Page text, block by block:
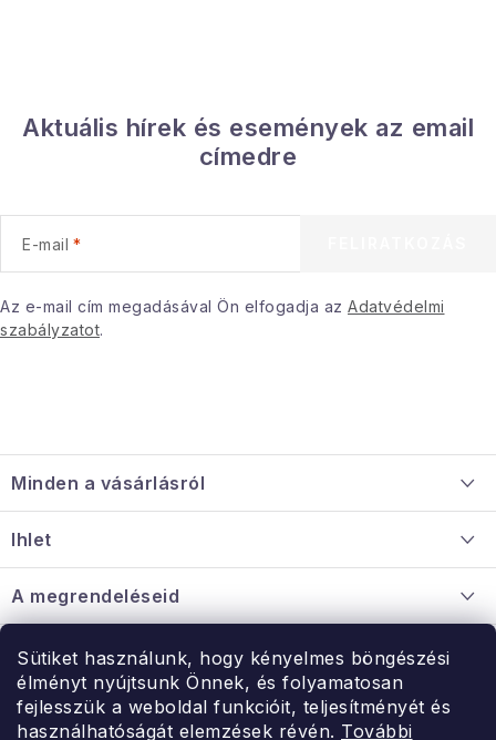
Sütiket használunk, hogy kényelmes böngészési
élményt nyújtsunk Önnek, és folyamatosan
fejlesszük a weboldal funkcióit, teljesítményét és
használhatóságát elemzések révén. További
Karácsonyi esemény
Januári akció
Veľkoobchodná spolupráca
Érintkezés
Rólunk
Aktuális hírek és események az email
címedre
E-mail
Az e-mail cím megadásával Ön elfogadja az Adatvédelmi
szabályzatot.
á
b
é
c
Minden a vásárlásról
Információ a mellékletről
Nagykereskedelmi együttműködés
Ihlet
A megrendeléseid
Érintkezés
Rendelésem
Érintkezés
Hé-Pé: 9:00-15:00